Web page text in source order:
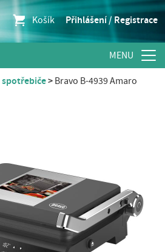
Košík Přihlášení / Registrace
spotřebiče Bravo B-4939 Amaro